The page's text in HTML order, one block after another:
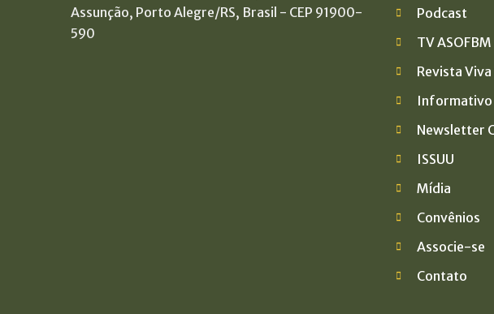
Assunção, Porto Alegre/RS, Brasil - CEP 91900-
590
Podcast
TV ASOFBM
Revista
Informativo
Newsletter
ISSUU
Mídia
Convênios
Associe-se
Contato